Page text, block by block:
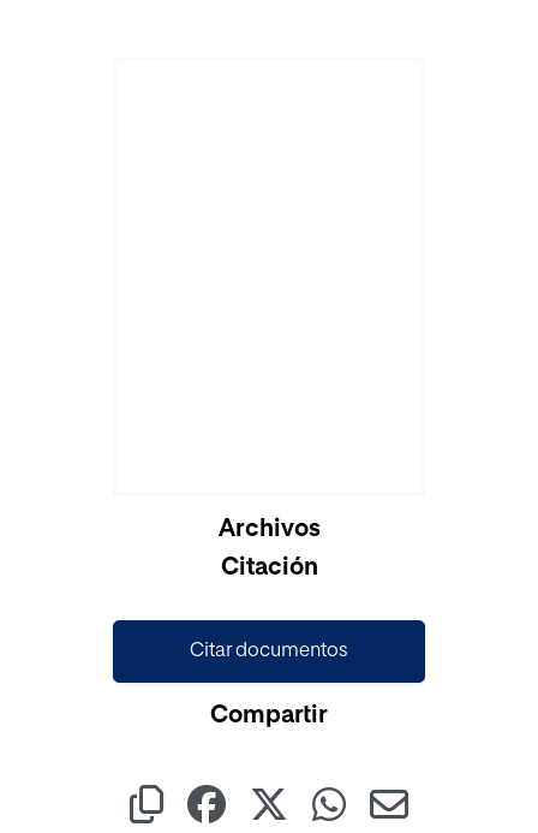
Archivos
Citación
Citar documentos
Compartir